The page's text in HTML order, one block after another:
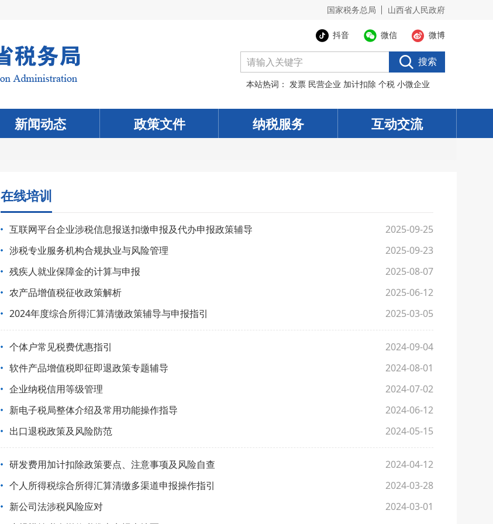
国家税务总局 山西省人民政府
抖音 微信 微博
搜索
本站热词： 发票 民营企业 加计扣除 个税 小微企业
新闻动态 政策文件 纳税服务 互动交流
在线培训
互联网平台企业涉税信息报送扣缴申报及代办申报政策辅导
2025-09-25
涉税专业服务机构合规执业与风险管理
2025-09-23
残疾人就业保障金的计算与申报
2025-08-07
农产品增值税征收政策解析
2025-06-12
2024年度综合所得汇算清缴政策辅导与申报指引
2025-03-05
个体户常见税费优惠指引
2024-09-04
软件产品增值税即征即退政策专题辅导
2024-08-01
企业纳税信用等级管理
2024-07-02
新电子税局整体介绍及常用功能操作指导
2024-06-12
出口退税政策及风险防范
2024-05-15
研发费用加计扣除政策要点、注意事项及风险自查
2024-04-12
个人所得税综合所得汇算清缴多渠道申报操作指引
2024-03-28
新公司法涉税风险应对
2024-03-01